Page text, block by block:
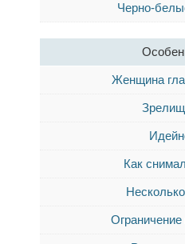
Черно-
Женщина
Как